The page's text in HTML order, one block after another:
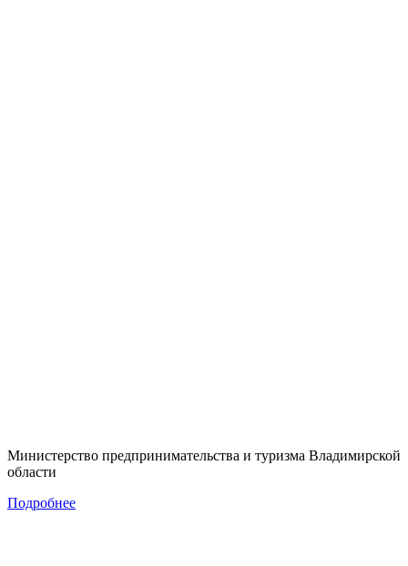
Министерство предпринимательства и туризма Владимирской
области
Подробнее